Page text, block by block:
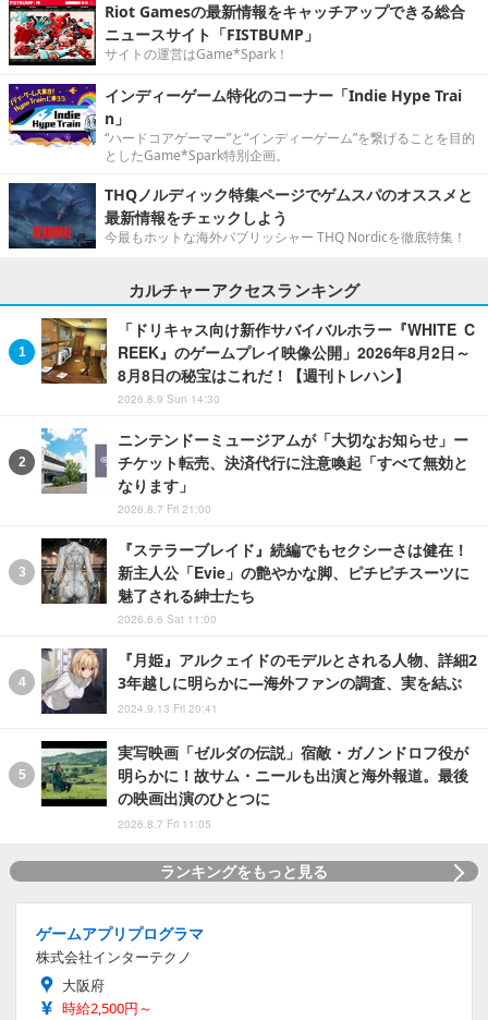
Riot Gamesの最新情報をキャッチアップできる総合
ニュースサイト「FISTBUMP」
サイトの運営はGame*Spark！
インディーゲーム特化のコーナー「Indie Hype Trai
n」
“ハードコアゲーマー”と“インディーゲーム”を繋げることを目的
としたGame*Spark特別企画。
THQノルディック特集ページでゲムスパのオススメと
最新情報をチェックしよう
今最もホットな海外パブリッシャー THQ Nordicを徹底特集！
カルチャーアクセスランキング
「ドリキャス向け新作サバイバルホラー『WHITE C
REEK』のゲームプレイ映像公開」2026年8月2日～
8月8日の秘宝はこれだ！【週刊トレハン】
2026.8.9 Sun 14:30
ニンテンドーミュージアムが「大切なお知らせ」ー
チケット転売、決済代行に注意喚起「すべて無効と
なります」
2026.8.7 Fri 21:00
『ステラーブレイド』続編でもセクシーさは健在！
新主人公「Evie」の艶やかな脚、ピチピチスーツに
魅了される紳士たち
2026.6.6 Sat 11:00
『月姫』アルクェイドのモデルとされる人物、詳細2
3年越しに明らかに―海外ファンの調査、実を結ぶ
2024.9.13 Fri 20:41
実写映画「ゼルダの伝説」宿敵・ガノンドロフ役が
明らかに！故サム・ニールも出演と海外報道。最後
の映画出演のひとつに
2026.8.7 Fri 11:05
ランキングをもっと見る
ゲームアプリプログラマ
株式会社インターテクノ
大阪府
時給2,500円～